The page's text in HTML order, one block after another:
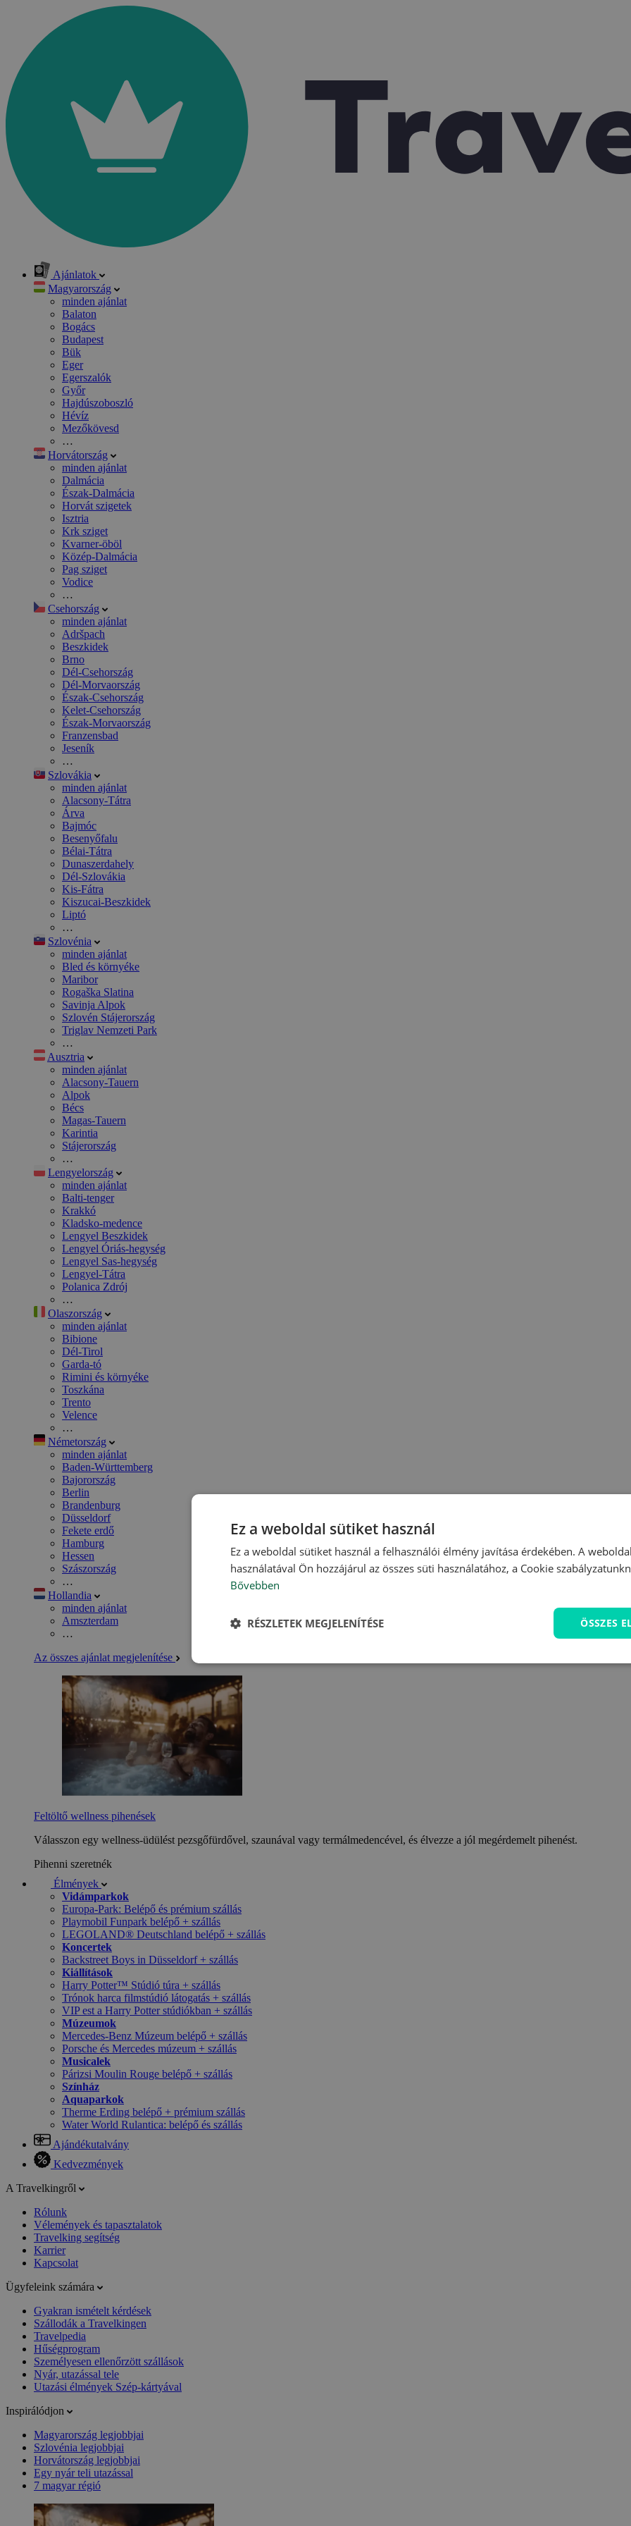
Ajánlatok
Magyarország
minden ajánlat
Balaton
Bogács
Budapest
Bük
Eger
Egerszalók
Győr
Hajdúszoboszló
Hévíz
Mezőkövesd
…
Horvátország
minden ajánlat
Dalmácia
Észak-Dalmácia
Horvát szigetek
Isztria
Krk sziget
Kvarner-öböl
Közép-Dalmácia
Pag sziget
Vodice
…
Csehország
minden ajánlat
Adršpach
Beszkidek
Brno
Dél-Csehország
Dél-Morvaország
Észak-Csehország
Kelet-Csehország
Észak-Morvaország
Franzensbad
Jeseník
…
Szlovákia
minden ajánlat
Alacsony-Tátra
Árva
Bajmóc
Besenyőfalu
Bélai-Tátra
Dunaszerdahely
Dél-Szlovákia
Kis-Fátra
Kiszucai-Beszkidek
Liptó
…
Szlovénia
minden ajánlat
Bled és környéke
Maribor
Rogaška Slatina
Savinja Alpok
Szlovén Stájerország
Triglav Nemzeti Park
…
Ausztria
minden ajánlat
Alacsony-Tauern
Alpok
Bécs
Magas-Tauern
Karintia
Stájerország
…
Lengyelország
minden ajánlat
Balti-tenger
Krakkó
Kladsko-medence
Lengyel Beszkidek
Lengyel Óriás-hegység
Lengyel Sas-hegység
Lengyel-Tátra
Polanica Zdrój
…
Olaszország
minden ajánlat
Bibione
Dél-Tirol
Garda-tó
Rimini és környéke
Toszkána
Trento
Velence
…
Németország
minden ajánlat
Baden-Württemberg
Bajorország
Berlin
Brandenburg
Düsseldorf
Fekete erdő
Hamburg
Hessen
Szászország
…
Hollandia
minden ajánlat
Amszterdam
…
Az összes ajánlat megjelenítése
Feltöltő wellness pihenések
Válasszon egy wellness-üdülést pezsgőfürdővel, szaunával vagy termálmedencével, és élvezze a jól megérdemelt pihenést.
Pihenni szeretnék
Élmények
Vidámparkok
Europa-Park: Belépő és prémium szállás
Playmobil Funpark belépő + szállás
LEGOLAND® Deutschland belépő + szállás
Koncertek
Backstreet Boys in Düsseldorf + szállás
Kiállítások
Harry Potter™ Stúdió túra + szállás
Trónok harca filmstúdió látogatás + szállás
VIP est a Harry Potter stúdiókban + szállás
Múzeumok
Mercedes-Benz Múzeum belépő + szállás
Porsche és Mercedes múzeum + szállás
Musicalek
Párizsi Moulin Rouge belépő + szállás
Színház
Aquaparkok
Therme Erding belépő + prémium szállás
Water World Rulantica: belépő és szállás
Ajándékutalvány
Kedvezmények
A Travelkingről
Rólunk
Vélemények és tapasztalatok
Travelking segítség
Karrier
Kapcsolat
Ügyfeleink számára
Gyakran ismételt kérdések
Szállodák a Travelkingen
Travelpedia
Hűségprogram
Személyesen ellenőrzött szállások
Nyár, utazással tele
Utazási élmények Szép-kártyával
Inspirálódjon
Magyarország legjobbjai
Szlovénia legjobbjai
Horvátország legjobbjai
Egy nyár teli utazással
7 magyar régió
Ez a weboldal sütiket használ
Ez a weboldal sütiket használ a felhasználói élmény javítása érdekében. A
használatával Ön hozzájárul az összes süti használatához, a Cookie
Bővebben
ÖSSZES
RÉSZLETEK MEGJELENÍTÉSE